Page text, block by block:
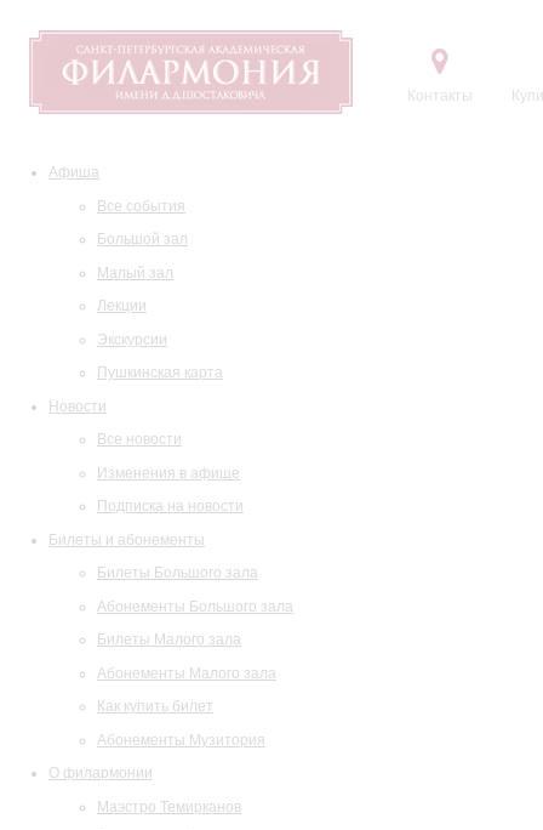
Контакты
Афиша
Все события
Большой зал
Малый зал
Лекции
Экскурсии
Пушкинская карта
Новости
Все новости
Изменения в афише
Подписка на новости
Билеты и абонементы
Билеты Большого зала
Абонементы Большого зала
Билеты Малого зала
Абонементы Малого зала
Как купить билет
Абонементы Музитория
О филармонии
Маэстро Темирканов